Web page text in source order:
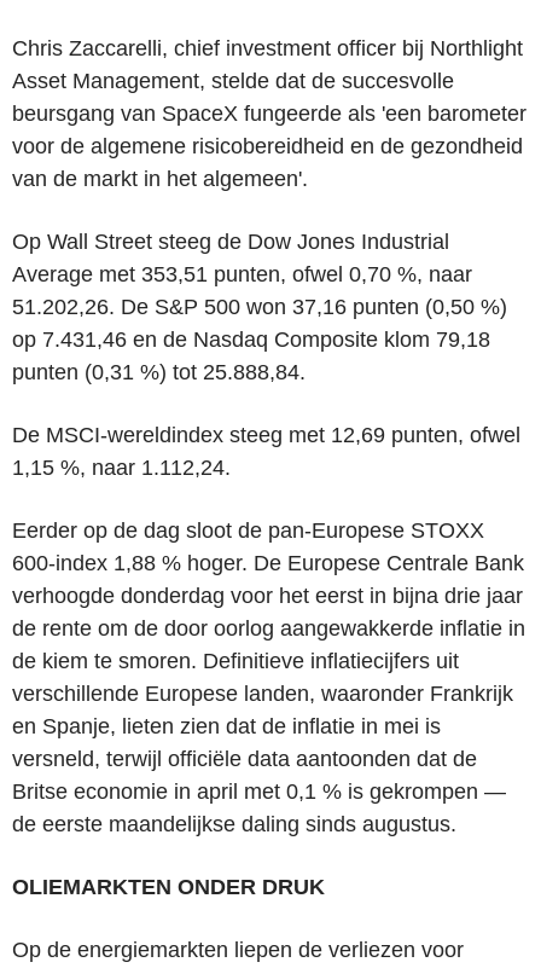
Chris Zaccarelli, chief investment officer bij Northlight
Asset Management, stelde dat de succesvolle
beursgang van SpaceX fungeerde als 'een barometer
voor de algemene risicobereidheid en de gezondheid
van de markt in het algemeen'.
Op Wall Street steeg de Dow Jones Industrial
Average met 353,51 punten, ofwel 0,70 %, naar
51.202,26. De S&P 500 won 37,16 punten (0,50 %)
op 7.431,46 en de Nasdaq Composite klom 79,18
punten (0,31 %) tot 25.888,84.
De MSCI-wereldindex steeg met 12,69 punten, ofwel
1,15 %, naar 1.112,24.
Eerder op de dag sloot de pan-Europese STOXX
600-index 1,88 % hoger. De Europese Centrale Bank
verhoogde donderdag voor het eerst in bijna drie jaar
de rente om de door oorlog aangewakkerde inflatie in
de kiem te smoren. Definitieve inflatiecijfers uit
verschillende Europese landen, waaronder Frankrijk
en Spanje, lieten zien dat de inflatie in mei is
versneld, terwijl officiële data aantoonden dat de
Britse economie in april met 0,1 % is gekrompen —
de eerste maandelijkse daling sinds augustus.
OLIEMARKTEN ONDER DRUK
Op de energiemarkten liepen de verliezen voor